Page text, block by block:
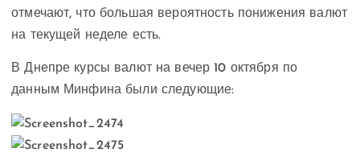
отмечают, что большая вероятность понижения валют
на текущей неделе есть.
В Днепре курсы валют на вечер 10 октября по
данным Минфина были следующие: